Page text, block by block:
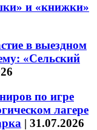
и «книжки»
в выездном
«Сельский
по игре
лагере
| 31.07.2026